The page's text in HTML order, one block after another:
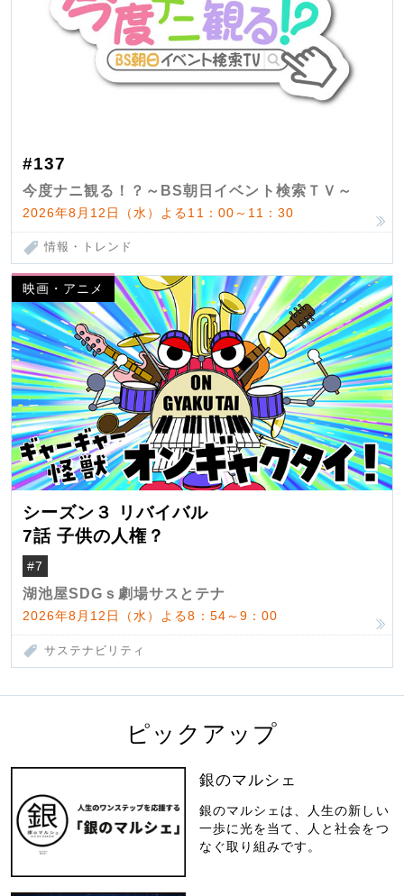
#137
今度ナニ観る！？～BS朝日イベント検索ＴＶ～
2026年8月12日（水）よる11：00～11：30
情報・トレンド
映画・アニメ
シーズン３ リバイバル
7話 子供の人権？
#7
湖池屋SDGｓ劇場サスとテナ
2026年8月12日（水）よる8：54～9：00
サステナビリティ
ピックアップ
銀のマルシェ
銀のマルシェは、人生の新しい
一歩に光を当て、人と社会をつ
なぐ取り組みです。